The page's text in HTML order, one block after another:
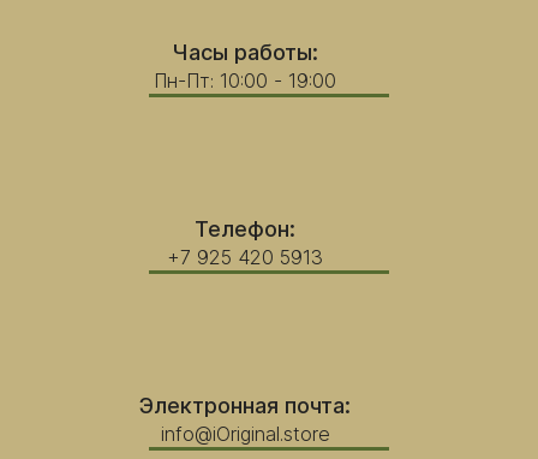
Часы работы:
Пн-Пт: 10:00 - 19:00
Телефон:
+7 925 420 5913
Электронная почта:
info@iOriginal.store